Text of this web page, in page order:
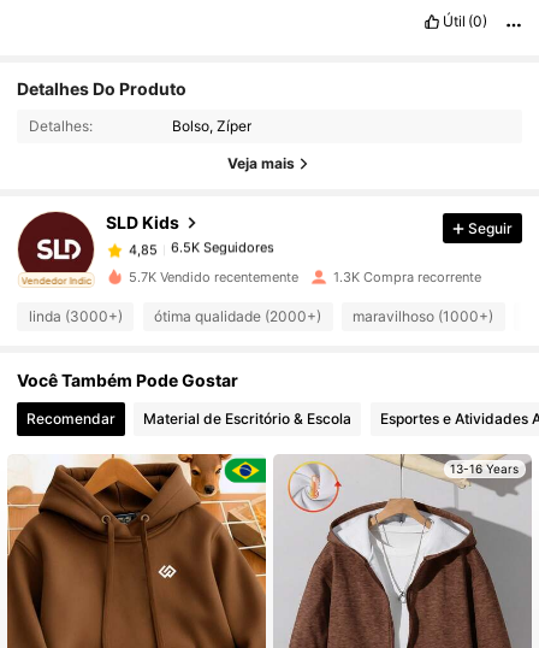
Útil (0)
Detalhes Do Produto
Detalhes: Bolso, Zíper
Veja mais
Vendedor Indicado
SLD Kids
4,85 6.5K Seguidores
6.5K Seguidores
4,85
6.5K Seguidores
e***a pago1 dia atrás
4,85 6.5K Seguidores
4,85 6.5K Seguidores
4,85 6.5K Seguidores
4,85 6.5K Seguidores
Seguir
5.7K Vendido recentemente 1.3K Compra recorrente
linda (3000+) ótima qualidade (2000+) maravilhoso (1000+)
Você Também Pode Gostar
Recomendar Material de Escritório & Escola Esportes e Atividades
13-16 Years